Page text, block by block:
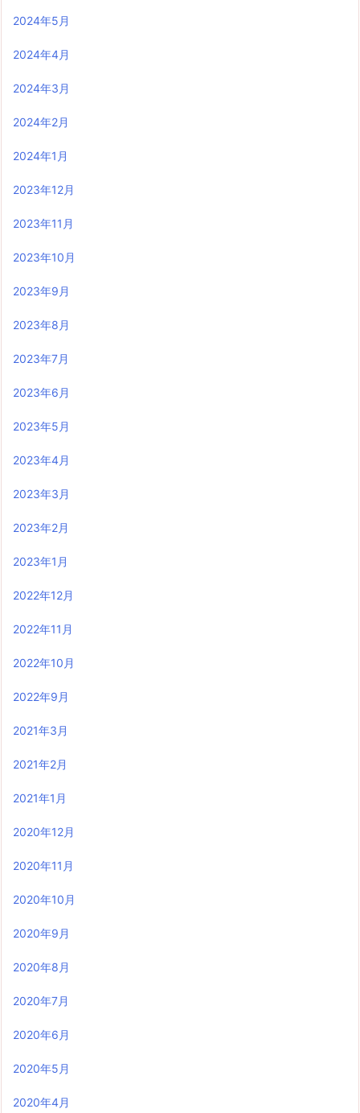
2024年5月
2024年4月
2024年3月
2024年2月
2024年1月
2023年12月
2023年11月
2023年10月
2023年9月
2023年8月
2023年7月
2023年6月
2023年5月
2023年4月
2023年3月
2023年2月
2023年1月
2022年12月
2022年11月
2022年10月
2022年9月
2021年3月
2021年2月
2021年1月
2020年12月
2020年11月
2020年10月
2020年9月
2020年8月
2020年7月
2020年6月
2020年5月
2020年4月